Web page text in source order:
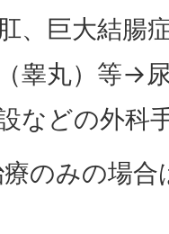
、巨大結腸
睾丸）等→
などの外科
療のみの場